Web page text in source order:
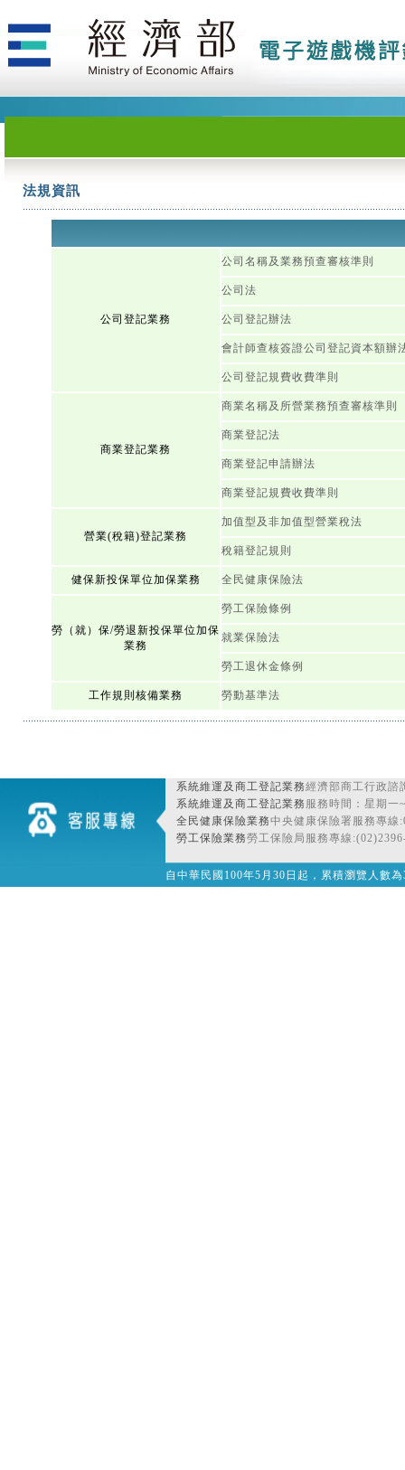
法規資訊
公司登記業務
公司名稱及業務預查審核準則
公司法
公司登記辦法
會計師查核簽證公司登記資本額辦
公司登記規費收費準則
商業登記業務
商業名稱及所營業務預查審核準則
商業登記法
商業登記申請辦法
商業登記規費收費準則
營業(稅籍)登記業務
加值型及非加值型營業稅法
稅籍登記規則
健保新投保單位加保業務 全民健康保險法
勞（就）保/勞退新投保單位加保
業務
勞工保險條例
就業保險法
勞工退休金條例
工作規則核備業務 勞動基準法
系統維運及商工登記業務經濟部商工行
系統維運及商工登記業務 服務時間：星期一
全民健康保險業務中央健康保險署服務專線
勞工保險業務勞工保險局服務專線
自中華民國100年5月30日起，累積瀏覽人數